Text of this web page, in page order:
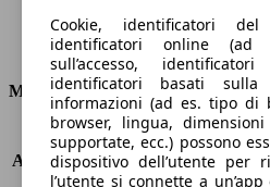
Consumi
Motore e Prestazioni
KW (PS)
70 kW
Accelerazione (0-100 km/h)
11.4s
Cookie, identificatori
identificatori online (ad
sull’accesso,
identificatori basati
informazioni (ad es. tipo di
browser, lingua,
supportate, ecc.) possono
dispositivo dell’utente per
l’utente si connette a